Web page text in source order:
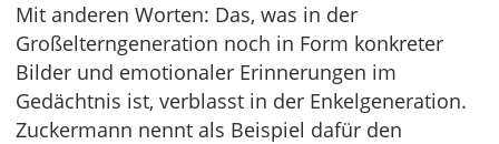
Mit anderen Worten: Das, was in der
Großelterngeneration noch in Form konkreter
Bilder und emotionaler Erinnerungen im
Gedächtnis ist, verblasst in der Enkelgeneration.
Zuckermann nennt als Beispiel dafür den